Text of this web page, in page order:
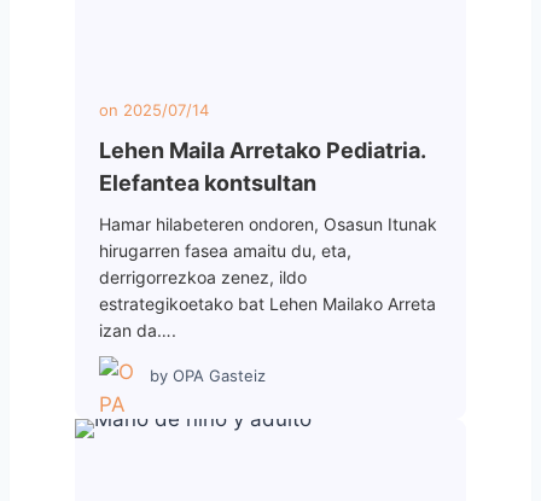
on 2025/07/14
Lehen Maila Arretako Pediatria.
Elefantea kontsultan
Hamar hilabeteren ondoren, Osasun Itunak
hirugarren fasea amaitu du, eta,
derrigorrezkoa zenez, ildo
estrategikoetako bat Lehen Mailako Arreta
izan da….
by OPA Gasteiz